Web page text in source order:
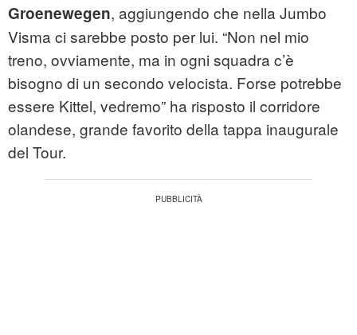
Groenewegen, aggiungendo che nella Jumbo
Visma ci sarebbe posto per lui. “Non nel mio
treno, ovviamente, ma in ogni squadra c’è
bisogno di un secondo velocista. Forse potrebbe
essere Kittel, vedremo” ha risposto il corridore
olandese, grande favorito della tappa inaugurale
del Tour.